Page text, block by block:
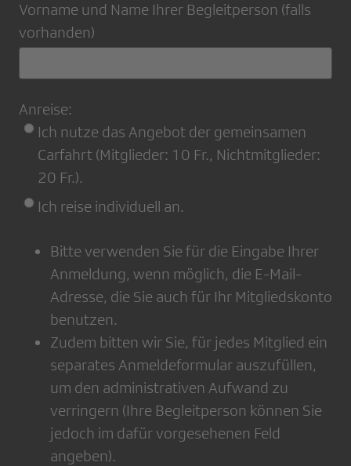
Vorname und Name Ihrer Begleitperson (falls
vorhanden)
Anreise:
Ich nutze das Angebot der gemeinsamen
Carfahrt (Mitglieder: 10 Fr., Nichtmitglieder:
20 Fr.).
Ich reise individuell an.
Bitte verwenden Sie für die Eingabe Ihrer
Anmeldung, wenn möglich, die E-Mail-
Adresse, die Sie auch für Ihr Mitgliedskonto
benutzen.
Zudem bitten wir Sie, für jedes Mitglied ein
separates Anmeldeformular auszufüllen,
um den administrativen Aufwand zu
verringern (Ihre Begleitperson können Sie
jedoch im dafür vorgesehenen Feld
angeben).